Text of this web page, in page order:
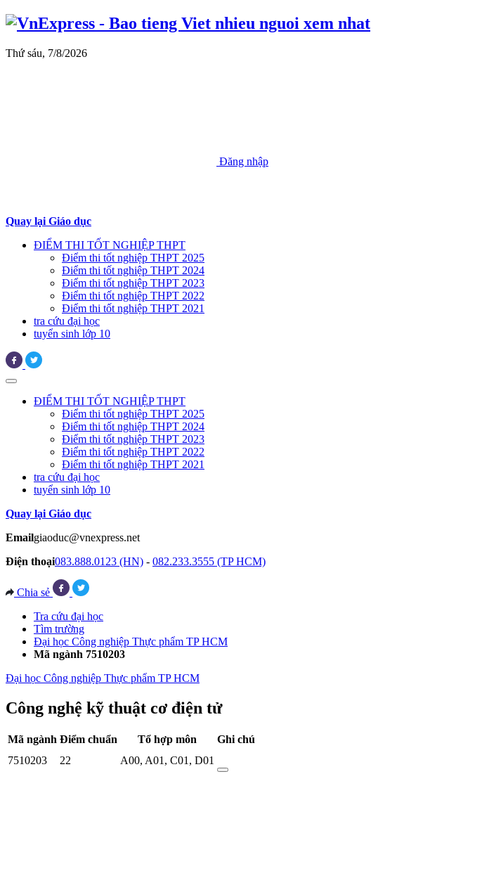
Thứ sáu, 7/8/2026
Đăng nhập
Quay lại Giáo dục
ĐIỂM THI TỐT NGHIỆP THPT
Điểm thi tốt nghiệp THPT 2025
Điểm thi tốt nghiệp THPT 2024
Điểm thi tốt nghiệp THPT 2023
Điểm thi tốt nghiệp THPT 2022
Điểm thi tốt nghiệp THPT 2021
tra cứu đại học
tuyển sinh lớp 10
ĐIỂM THI TỐT NGHIỆP THPT
Điểm thi tốt nghiệp THPT 2025
Điểm thi tốt nghiệp THPT 2024
Điểm thi tốt nghiệp THPT 2023
Điểm thi tốt nghiệp THPT 2022
Điểm thi tốt nghiệp THPT 2021
tra cứu đại học
tuyển sinh lớp 10
Quay lại Giáo dục
Emailgiaoduc@vnexpress.net
Điện thoại083.888.0123 (HN) - 082.233.3555 (TP HCM)
Chia sẻ
Tra cứu đại học
Tìm trường
Đại học Công nghiệp Thực phẩm TP HCM
Mã ngành 7510203
Đại học Công nghiệp Thực phẩm TP HCM
Công nghệ kỹ thuật cơ điện tử
Mã ngành Điểm chuẩn Tổ hợp môn
Ghi chú
7510203
22 A00, A01, C01, D01